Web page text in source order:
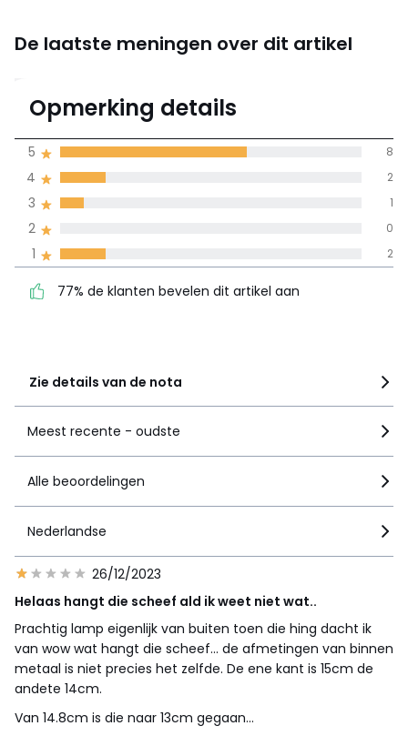
De laatste meningen over dit artikel
4.1
gemiddelde bereikt
door alle landen
100% gecertificeerde beoordelingen,
3 1
4 2
Zie details van de nota
Opmerking details
1 2
2 0
3 1
4 2
5 8
77% de klanten bevelen dit artikel aan
Meest recente - oudste
Alle beoordelingen
Nederlandse
26/12/2023
Helaas hangt die scheef ald ik weet niet wat..
Prachtig lamp eigenlijk van buiten toen die hing dacht ik
van wow wat hangt die scheef... de afmetingen van binnen
metaal is niet precies het zelfde. De ene kant is 15cm de
andete 14cm.
Van 14.8cm is die naar 13cm gegaan...